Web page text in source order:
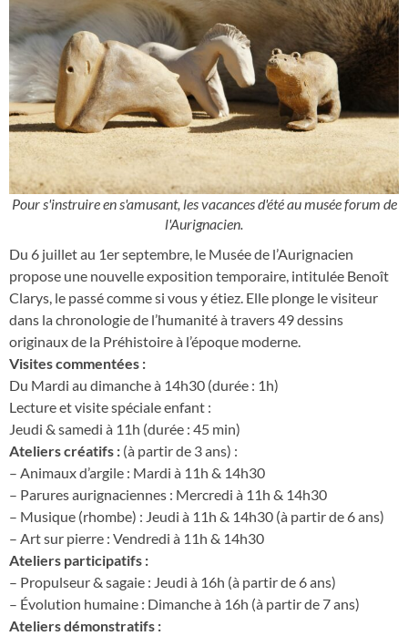
Pour s'instruire en s'amusant, les vacances d'été au musée forum de
l'Aurignacien.
Du 6 juillet au 1er septembre, le Musée de l’Aurignacien
propose une nouvelle exposition temporaire, intitulée Benoît
Clarys, le passé comme si vous y étiez. Elle plonge le visiteur
dans la chronologie de l’humanité à travers 49 dessins
originaux de la Préhistoire à l’époque moderne.
Visites commentées :
Du Mardi au dimanche à 14h30 (durée : 1h)
Lecture et visite spéciale enfant :
Jeudi & samedi à 11h (durée : 45 min)
Ateliers créatifs : (à partir de 3 ans) :
– Animaux d’argile : Mardi à 11h & 14h30
– Parures aurignaciennes : Mercredi à 11h & 14h30
– Musique (rhombe) : Jeudi à 11h & 14h30 (à partir de 6 ans)
– Art sur pierre : Vendredi à 11h & 14h30
Ateliers participatifs :
– Propulseur & sagaie : Jeudi à 16h (à partir de 6 ans)
– Évolution humaine : Dimanche à 16h (à partir de 7 ans)
Ateliers démonstratifs :